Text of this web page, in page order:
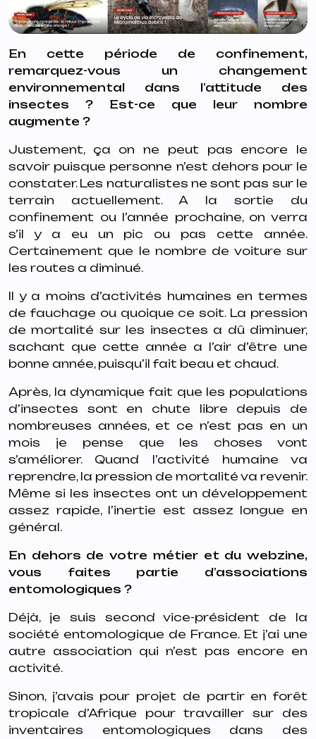
En cette période de confinement,
remarquez-vous un changement
environnemental dans l’attitude des
insectes ? Est-ce que leur nombre
augmente ?
Justement, ça on ne peut pas encore le
savoir puisque personne n’est dehors pour le
constater. Les naturalistes ne sont pas sur le
terrain actuellement. A la sortie du
confinement ou l’année prochaine, on verra
s’il y a eu un pic ou pas cette année.
Certainement que le nombre de voiture sur
les routes a diminué.
Il y a moins d’activités humaines en termes
de fauchage ou quoique ce soit. La pression
de mortalité sur les insectes a dû diminuer,
sachant que cette année a l’air d’être une
bonne année, puisqu’il fait beau et chaud.
Après, la dynamique fait que les populations
d’insectes sont en chute libre depuis de
nombreuses années, et ce n’est pas en un
mois je pense que les choses vont
s’améliorer. Quand l’activité humaine va
reprendre, la pression de mortalité va revenir.
Même si les insectes ont un développement
assez rapide, l’inertie est assez longue en
général.
En dehors de votre métier et du webzine,
vous faites partie d’associations
entomologiques ?
Déjà, je suis second vice-président de la
société entomologique de France. Et j’ai une
autre association qui n’est pas encore en
activité.
Sinon, j’avais pour projet de partir en forêt
tropicale d’Afrique pour travailler sur des
inventaires entomologiques dans des